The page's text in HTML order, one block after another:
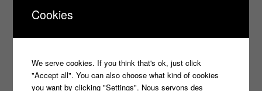
Harry
Slam
Tous les castings
Les 12 coups de midi
Les Z’Amours
Cookies
We serve cookies. If you think that's ok, just click
"Accept all". You can also choose what kind of cookies
you want by clicking "Settings". Nous servons des